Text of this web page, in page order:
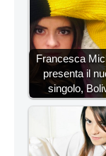
Francesca
presenta il
singolo,